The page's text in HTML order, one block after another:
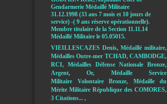
Gendarmerie Médaillé Militaire
31.12.1998 (33 ans 7 mois et 10 jours de
service) -( 9 ans réserve opérationnelle).
Membre titulaire de la Section 11.11.14
Médaillé Militaire le 05.05015.
VIEILLESCAZES Denis, Médaillé militaire,
Médailles Outre-mer TCHAD, CAMBODGE,
RCI, Médailles Défense Nationale Bronze,
Argent, Or, Médaille Service
Militaire Volontaire Bronze, Médaille du
Mérite Militaire République des COMORES,
3 Citations... ,